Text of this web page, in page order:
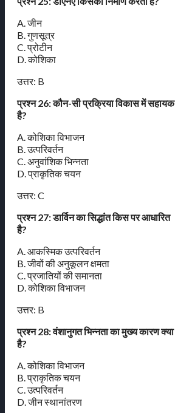
A. जीन
B. गुणसूत्र
C. प्रोटीन
D. कोशिका
उत्तर: B
प्रश्न 26: कौन-सी प्रक्रिया विकास में सहायक
है?
A. कोशिका विभाजन
B. उत्परिवर्तन
C. अनुवांशिक भिन्नता
D. प्राकृतिक चयन
उत्तर: C
प्रश्न 27: डार्विन का सिद्धांत किस पर आधारित
है?
A. आकस्मिक उत्परिवर्तन
B. जीवों की अनुकूलन क्षमता
C. प्रजातियों की समानता
D. कोशिका विभाजन
उत्तर: B
प्रश्न 28: वंशानुगत भिन्नता का मुख्य कारण क्या
है?
A. कोशिका विभाजन
B. प्राकृतिक चयन
C. उत्परिवर्तन
D. जीन स्थानांतरण